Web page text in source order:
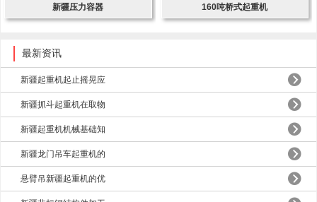
新疆压力容器 160吨桥式起重机
最新资讯
新疆起重机起止摇晃应
新疆抓斗起重机在取物
新疆起重机机械基础知
新疆龙门吊车起重机的
悬臂吊新疆起重机的优